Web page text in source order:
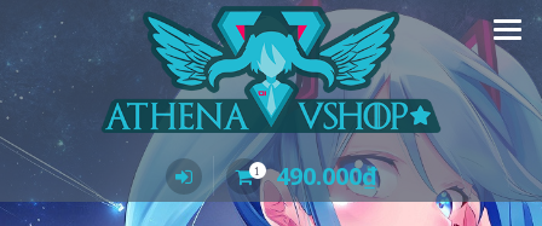
content
1 490.000₫